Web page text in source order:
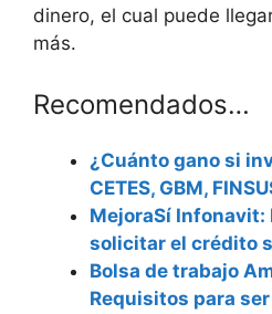
dinero, el cual puede
más.
Recomendados…
¿Cuánto gano si
CETES, GBM,
MejoraSí Infonavit:
solicitar el crédito
Bolsa de trabajo
Requisitos para